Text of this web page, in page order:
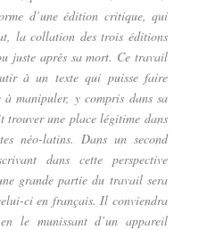
d’une édition critique, qui
la collation des trois éditions
juste après sa mort. Ce travail
à un texte qui puisse faire
manipuler, y compris dans sa
trouver une place légitime dans
néo-latins. Dans un second
dans cette perspective
grande partie du travail sera
ci en français. Il conviendra
le munissant d’un appareil